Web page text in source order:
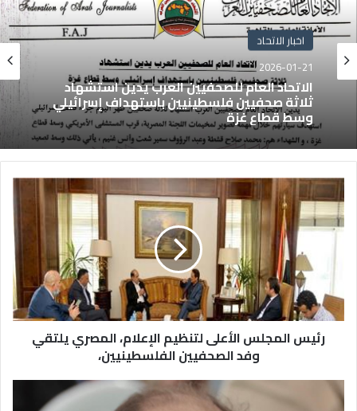
اخبار الاتحاد
2026-01-21
الاتحاد العام للصحفيين العرب يدين استشهاد
ثلاثة صحفيين فلسطينيين باستهداف إسرائيلي
وسط قطاع غزة
رئيس المجلس الأعلى لتنظيم الإعلام، المصري يلتقي
وفد الصحفيين الفلسطينيين،